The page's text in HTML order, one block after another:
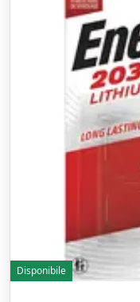
Disponibile